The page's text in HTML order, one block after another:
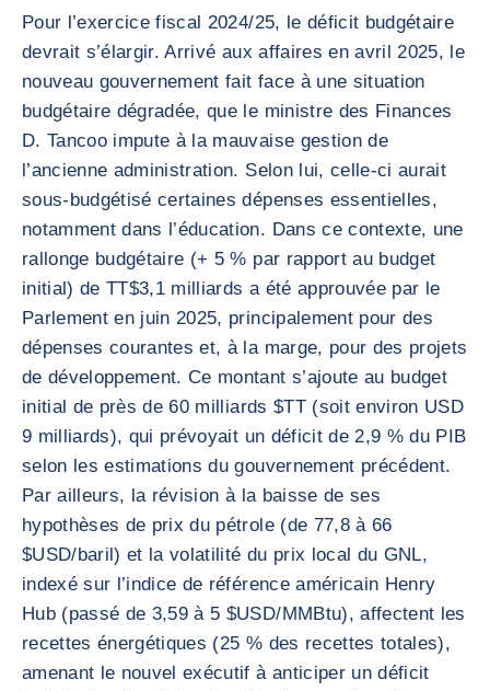
Pour l’exercice fiscal 2024/25, le déficit budgétaire
devrait s’élargir. Arrivé aux affaires en avril 2025, le
nouveau gouvernement fait face à une situation
budgétaire dégradée, que le ministre des Finances
D. Tancoo impute à la mauvaise gestion de
l’ancienne administration. Selon lui, celle-ci aurait
sous-budgétisé certaines dépenses essentielles,
notamment dans l’éducation. Dans ce contexte, une
rallonge budgétaire (+ 5 % par rapport au budget
initial) de TT$3,1 milliards a été approuvée par le
Parlement en juin 2025, principalement pour des
dépenses courantes et, à la marge, pour des projets
de développement. Ce montant s’ajoute au budget
initial de près de 60 milliards $TT (soit environ USD
9 milliards), qui prévoyait un déficit de 2,9 % du PIB
selon les estimations du gouvernement précédent.
Par ailleurs, la révision à la baisse de ses
hypothèses de prix du pétrole (de 77,8 à 66
$USD/baril) et la volatilité du prix local du GNL,
indexé sur l’indice de référence américain Henry
Hub (passé de 3,59 à 5 $USD/MMBtu), affectent les
recettes énergétiques (25 % des recettes totales),
amenant le nouvel exécutif à anticiper un déficit